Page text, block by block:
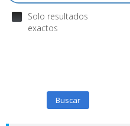
Solo resultados
exactos
Buscar